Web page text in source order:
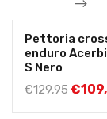
Pettoria
enduro
S Nero
€129,95€